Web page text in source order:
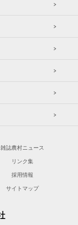
雑誌農村ニュース
リンク集
採用情報
サイトマップ